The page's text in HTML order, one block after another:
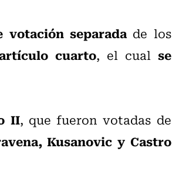
votación separadade los
cuarto, el cual se
II, que fueron votadas de
Kusanovic y Castro